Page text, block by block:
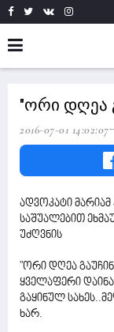
"ორი დღეა
2016-07-01 14:02:07
ადვოკატი
საშუალებით
უძღვნის
"ორი დღეა
ყველაფერი
გაყინულ
ხარ.